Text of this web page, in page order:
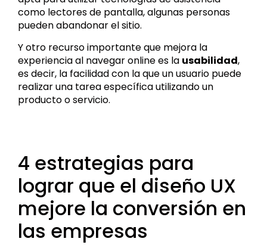
como lectores de pantalla, algunas personas
pueden abandonar el sitio.
Y otro recurso importante que mejora la
experiencia al navegar online es la usabilidad,
es decir, la facilidad con la que un usuario puede
realizar una tarea específica utilizando un
producto o servicio.
4 estrategias para
lograr que el diseño UX
mejore la conversión en
las empresas